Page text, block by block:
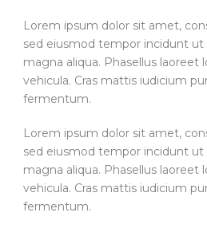
Lorem ipsum dolor sit amet,
sed eiusmod tempor incidunt ut
magna aliqua. Phasellus
vehicula. Cras mattis iudicium
fermentum.
Lorem ipsum dolor sit amet,
sed eiusmod tempor incidunt ut
magna aliqua. Phasellus
vehicula. Cras mattis iudicium
fermentum.